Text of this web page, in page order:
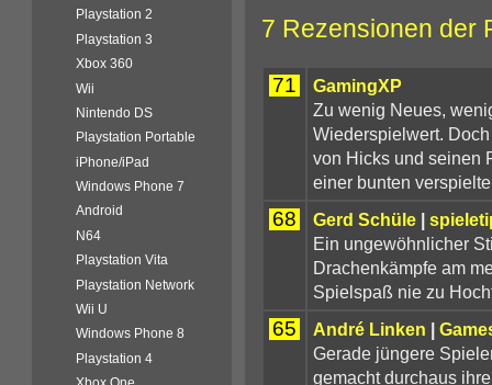
7 Rezensionen der
71
GamingXP
Zu wenig Neues,
Wiederspielwert.
von Hicks und seinen
einer bunten
68 Gerd Schüle|
Ein ungewöhnlicher
Drachenkämpfe am
Spielspaß nie zu
65 André Linken |
Gerade jüngere
gemacht durchaus
Playstation 2
Playstation 3
Xbox 360
Wii
Nintendo DS
Playstation Portable
iPhone/iPad
Windows Phone 7
Android
N64
Playstation Vita
Playstation Network
Wii U
Windows Phone 8
Playstation 4